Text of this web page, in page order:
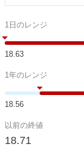
1日のレンジ
18.63
1年のレンジ
18.56
以前の終値
18.71